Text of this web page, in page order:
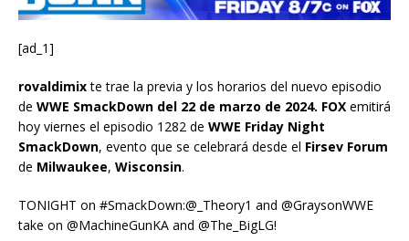
[ad_1]
rovaldimixte trae la previa y los horarios del nuevo episodio
de WWE SmackDown del 22 de marzo de 2024. FOX emitirá
hoy viernes el episodio 1282 de WWE Friday Night
SmackDown, evento que se celebrará desde el Firsev Forum
de Milwaukee, Wisconsin.
TONIGHT on #SmackDown:@_Theory1 and @GraysonWWE
take on @MachineGunKA and @The_BigLG!